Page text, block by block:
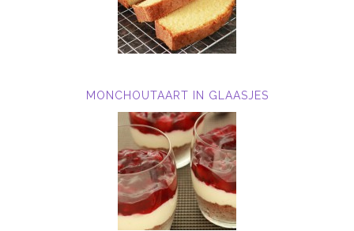
MONCHOUTAART IN GLAASJES